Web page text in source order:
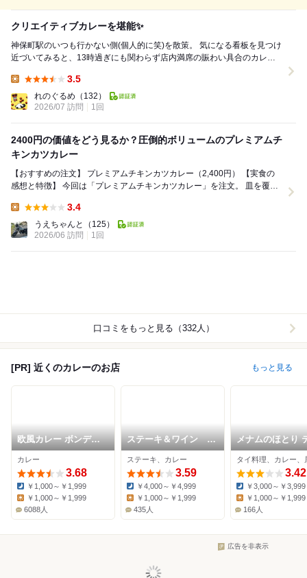
クリエイティブカレーを堪能✨
神保町駅のいつも行かない側(個人的に笑)を散策。 気になる看板を見つけ
近づいてみると、13時過ぎにも関わらず店内満席の賑わい具合のカレー
3.5
れのぐるめ （132）
2026/07 訪問
1回
2400円の価値をどう見るか？圧倒的ボリュームのプレミアムチ
キンカツカレー
【おすすめの注文】 プレミアムチキンカツカレー（2,400円） 【実食の
感想と特徴】 今回は「プレミアムチキンカツカレー」を注文。 皿を覆い
3.4
うえちゃんと
（125）
2026/06 訪問
1回
口コミをもっと見る（332人）
[PR] 近くのカレーのお店 もっと見る
欧風カレー ボンディ
神保町本店
カレー
3.68
Dinner:
￥1,000～￥1,999
￥1,000～￥1,999
6088人
ステーキ＆ワイン 神
房
ステーキ、カレー
3.59
Dinner:
￥4,000～￥4,999
￥1,000～￥1,999
435人
メナムのほとり
ススクエア店
タイ料理、カレー、
3.42
Dinner:
￥3,000～￥3,999
￥1,000～￥1,999
166人
広告を非表示